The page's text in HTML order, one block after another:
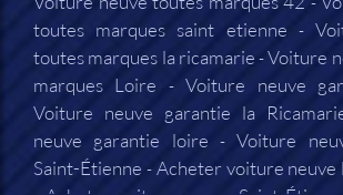
toutes marques saint etienne
toutes marques la ricamarie Voiture
marques Loire
Voiture neuve
Voiture neuve garantie la
neuve garantie loire
Voiture
Saint-Étienne
Acheter voiture neuve